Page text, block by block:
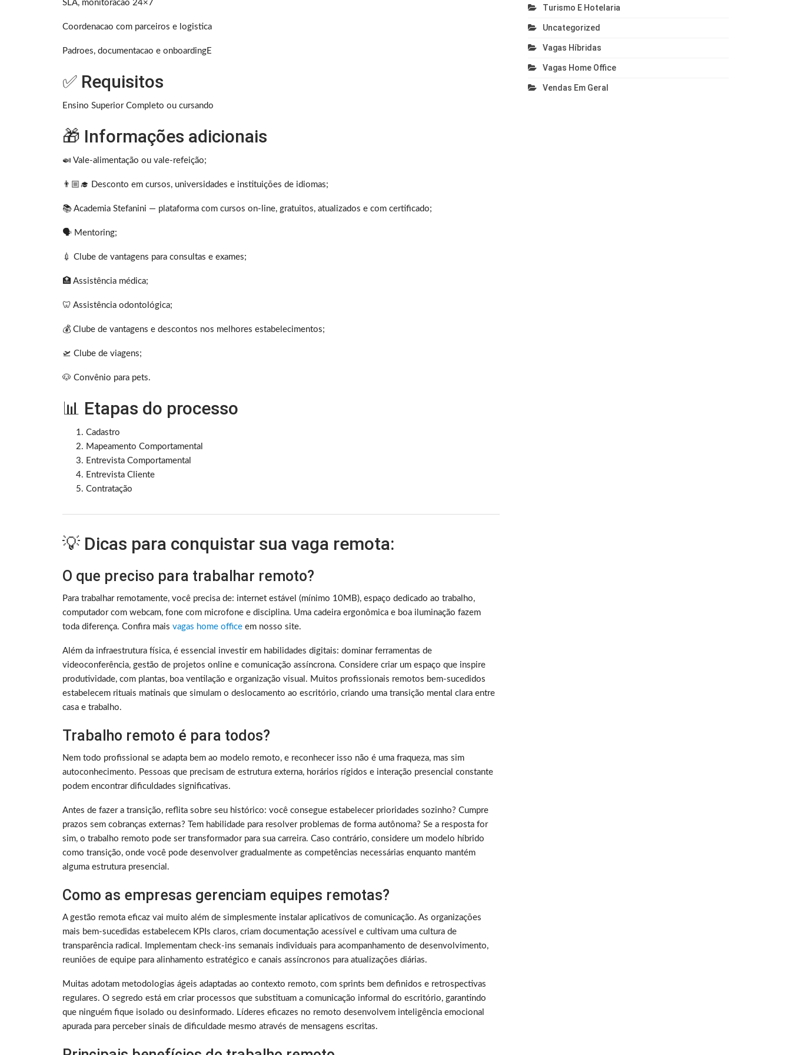
SLA, monitoracao 24×7
Coordenacao com parceiros e logistica
Padroes, documentacao e onboardingE
✅ Requisitos
Ensino Superior Completo ou cursando
🎁 Informações adicionais
🍛 Vale-alimentação ou vale-refeição;
👨🏼‍🎓 Desconto em cursos, universidades e instituições de idiomas;
📚 Academia Stefanini — plataforma com cursos on-line, gratuitos, atualizados e com certificado;
🗣 Mentoring;
💉 Clube de vantagens para consultas e exames;
🏥 Assistência médica;
🦷 Assistência odontológica;
💰 Clube de vantagens e descontos nos melhores estabelecimentos;
🛫 Clube de viagens;
🐶 Convênio para pets.
📊 Etapas do processo
Cadastro
Mapeamento Comportamental
Entrevista Comportamental
Entrevista Cliente
Contratação
💡 Dicas para conquistar sua vaga remota:
O que preciso para trabalhar remoto?
Para trabalhar remotamente, você precisa de: internet estável (mínimo 10MB), espaço dedicado ao trabalho,
computador com webcam, fone com microfone e disciplina. Uma cadeira ergonômica e boa iluminação fazem
toda diferença. Confira mais vagas home office em nosso site.
Além da infraestrutura física, é essencial investir em habilidades digitais: dominar ferramentas de
videoconferência, gestão de projetos online e comunicação assíncrona. Considere criar um espaço que inspire
produtividade, com plantas, boa ventilação e organização visual. Muitos profissionais remotos bem-sucedidos
estabelecem rituais matinais que simulam o deslocamento ao escritório, criando uma transição mental clara entre
casa e trabalho.
Trabalho remoto é para todos?
Nem todo profissional se adapta bem ao modelo remoto, e reconhecer isso não é uma fraqueza, mas sim
autoconhecimento. Pessoas que precisam de estrutura externa, horários rígidos e interação presencial constante
podem encontrar dificuldades significativas.
Antes de fazer a transição, reflita sobre seu histórico: você consegue estabelecer prioridades sozinho? Cumpre
prazos sem cobranças externas? Tem habilidade para resolver problemas de forma autônoma? Se a resposta for
sim, o trabalho remoto pode ser transformador para sua carreira. Caso contrário, considere um modelo híbrido
como transição, onde você pode desenvolver gradualmente as competências necessárias enquanto mantém
alguma estrutura presencial.
Como as empresas gerenciam equipes remotas?
A gestão remota eficaz vai muito além de simplesmente instalar aplicativos de comunicação. As organizações
mais bem-sucedidas estabelecem KPIs claros, criam documentação acessível e cultivam uma cultura de
transparência radical. Implementam check-ins semanais individuais para acompanhamento de desenvolvimento,
reuniões de equipe para alinhamento estratégico e canais assíncronos para atualizações diárias.
Muitas adotam metodologias ágeis adaptadas ao contexto remoto, com sprints bem definidos e retrospectivas
regulares. O segredo está em criar processos que substituam a comunicação informal do escritório, garantindo
que ninguém fique isolado ou desinformado. Líderes eficazes no remoto desenvolvem inteligência emocional
apurada para perceber sinais de dificuldade mesmo através de mensagens escritas.
Turismo E Hotelaria
Uncategorized
Vagas Híbridas
Vagas Home Office
Vendas Em Geral